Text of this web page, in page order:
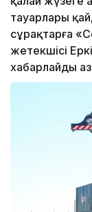
тауарлары
сұрақтарға
жетекшісі
хабарлайды